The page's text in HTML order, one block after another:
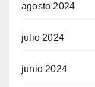
agosto 2024
julio 2024
junio 2024